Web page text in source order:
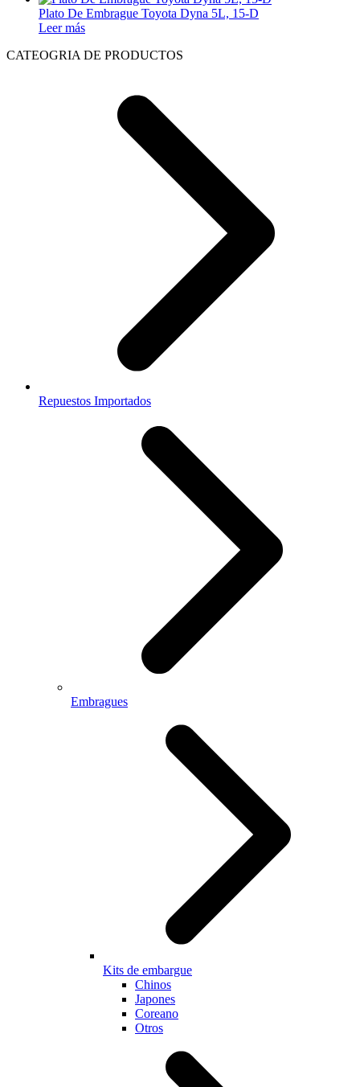
Plato De Embrague Toyota Dyna 5L, 15-D
Leer más
CATEOGRIA DE PRODUCTOS
Repuestos Importados
Embragues
Kits de embargue
Chinos
Japones
Coreano
Otros